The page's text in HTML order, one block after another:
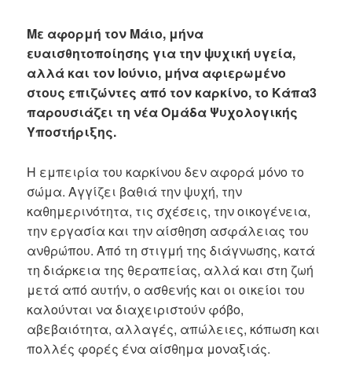
Με αφορμή τον Μάιο, μήνα
ευαισθητοποίησης για την ψυχική υγεία,
αλλά και τον Ιούνιο, μήνα αφιερωμένο
στους επιζώντες από τον καρκίνο, το Κάπα3
παρουσιάζει τη νέα Ομάδα Ψυχολογικής
Υποστήριξης.
Η εμπειρία του καρκίνου δεν αφορά μόνο το
σώμα. Αγγίζει βαθιά την ψυχή, την
καθημερινότητα, τις σχέσεις, την οικογένεια,
την εργασία και την αίσθηση ασφάλειας του
ανθρώπου. Από τη στιγμή της διάγνωσης, κατά
τη διάρκεια της θεραπείας, αλλά και στη ζωή
μετά από αυτήν, ο ασθενής και οι οικείοι του
καλούνται να διαχειριστούν φόβο,
αβεβαιότητα, αλλαγές, απώλειες, κόπωση και
πολλές φορές ένα αίσθημα μοναξιάς.